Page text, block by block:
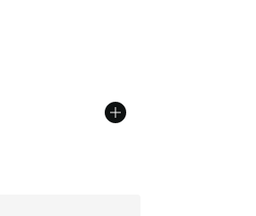
Dit artikel is in de